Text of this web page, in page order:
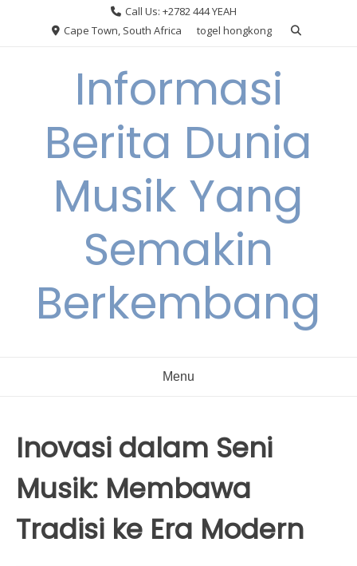
Call Us: +2782 444 YEAH
Cape Town, South Africa
togel hongkong
Informasi
Berita Dunia
Musik Yang
Semakin
Berkembang
Menu
Inovasi dalam Seni
Musik: Membawa
Tradisi ke Era Modern